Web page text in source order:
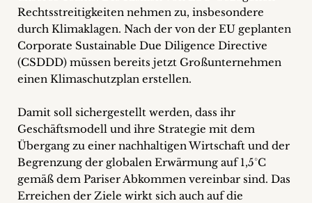
Team
Presseanfragen
Kontakt
Rechtsstreitigkeiten nehmen zu, insbesondere
durch Klimaklagen. Nach der von der EU geplanten
Corporate Sustainable Due Diligence Directive
(CSDDD) müssen bereits jetzt Großunternehmen
einen Klimaschutzplan erstellen.
Damit soll sichergestellt werden, dass ihr
Geschäftsmodell und ihre Strategie mit dem
Übergang zu einer nachhaltigen Wirtschaft und der
Begrenzung der globalen Erwärmung auf 1,5°C
gemäß dem Pariser Abkommen vereinbar sind. Das
Erreichen der Ziele wirkt sich auch auf die